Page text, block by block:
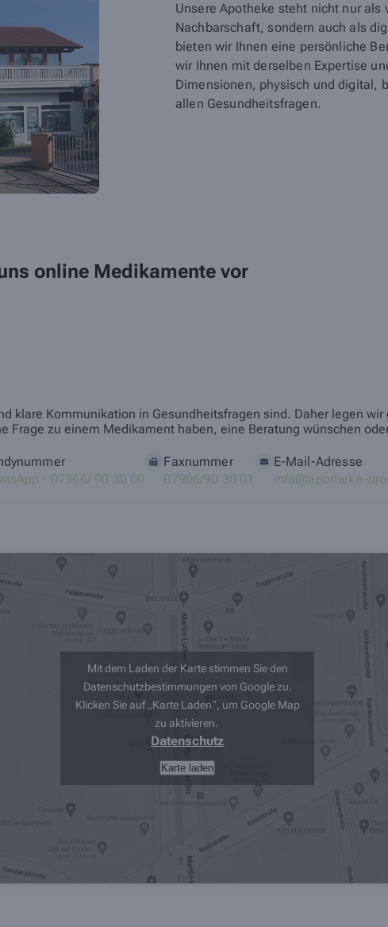
Unsere Apotheke steht nicht nur als
Nachbarschaft, sondern auch als
bieten wir Ihnen eine persönliche
wir Ihnen mit derselben Expertise
Dimensionen, physisch und digital,
allen Gesundheitsfragen.
online Medikamente vor
klare Kommunikation in Gesundheitsfragen sind. Daher legen
Frage zu einem Medikament haben, eine Beratung wünschen
- 07966/ 90 30 00
Faxnummer
07966/90 30 01
E-Mail-Adresse
info@apotheke-
Mit dem Laden der Karte stimmen Sie den
Datenschutzbestimmungen von Google zu.
Klicken Sie auf „Karte Laden“, um Google Map
zu aktivieren.
Datenschutz
Karte laden